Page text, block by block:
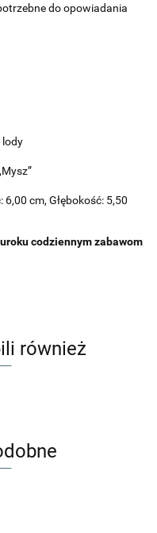
do opowiadania
lody
cm, Głębokość: 5,50
codziennym zabawom
również